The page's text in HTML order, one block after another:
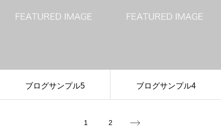
ブログサンプル5 ブログサンプル4
1 2